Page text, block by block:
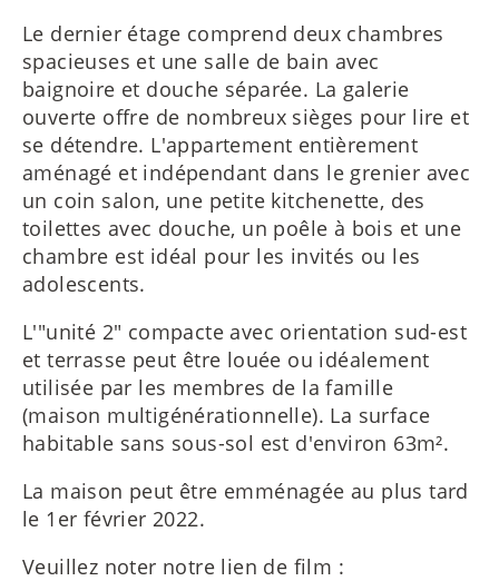
Le dernier étage comprend deux chambres
spacieuses et une salle de bain avec
baignoire et douche séparée. La galerie
ouverte offre de nombreux sièges pour lire et
se détendre. L'appartement entièrement
aménagé et indépendant dans le grenier avec
un coin salon, une petite kitchenette, des
toilettes avec douche, un poêle à bois et une
chambre est idéal pour les invités ou les
adolescents.
L'"unité 2" compacte avec orientation sud-est
et terrasse peut être louée ou idéalement
utilisée par les membres de la famille
(maison multigénérationnelle). La surface
habitable sans sous-sol est d'environ 63m².
La maison peut être emménagée au plus tard
le 1er février 2022.
Veuillez noter notre lien de film :